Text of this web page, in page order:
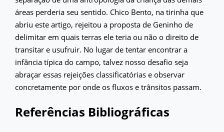
áreas perderia seu sentido. Chico Bento, na tirinha que
abriu este artigo, rejeitou a proposta de Geninho de
delimitar em quais terras ele teria ou não o direito de
transitar e usufruir. No lugar de tentar encontrar a
infância típica do campo, talvez nosso desafio seja
abraçar essas rejeições classificatórias e observar
concretamente por onde os fluxos e trânsitos passam.
Referências Bibliográficas